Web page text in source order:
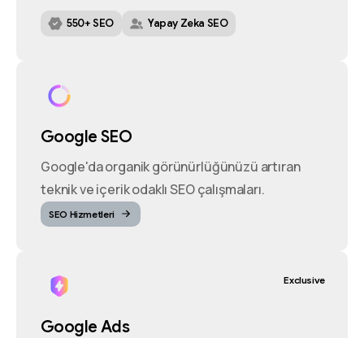
550+ SEO Yapay Zeka SEO
Google SEO
Google'da organik görünürlüğünüzü artıran
teknik ve içerik odaklı SEO çalışmaları.
SEO Hizmetleri
Google Ads
Exclusive